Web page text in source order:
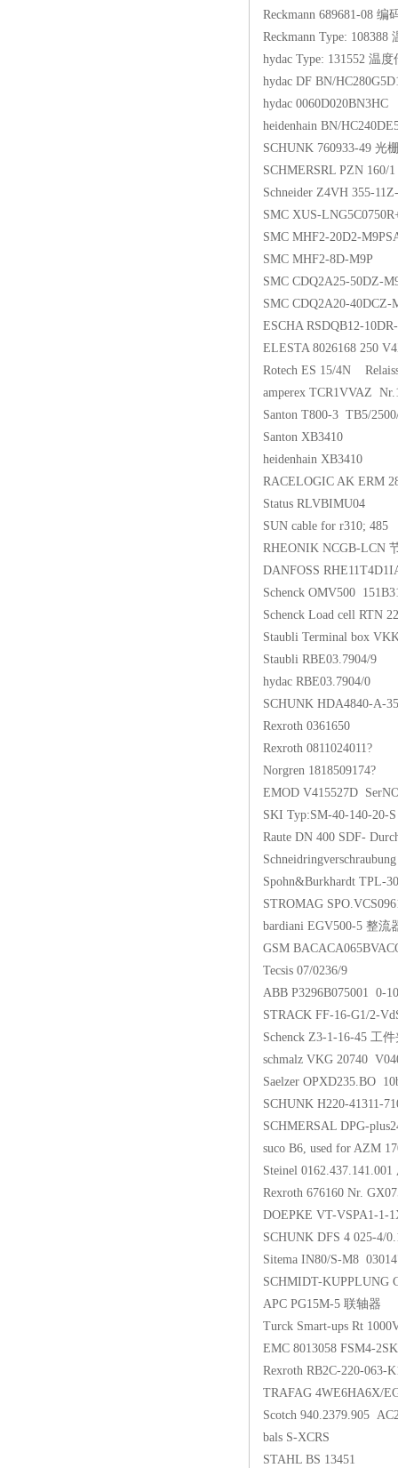
Reckmann 689681-08 编
Reckmann Type: 108388
hydac Type: 131552 温
hydac DF BN/
hydac 0060D020BN3HC
heidenhain BN/
SCHUNK 760933-49 光
SCHMERSRL PZN 160/
Schneider Z4VH 355-
SMC XUS-
SMC MHF2-20D2-
SMC MHF2-8D-M9P
SMC CDQ2A25-50DZ-
SMC CDQ2A20-40DCZ-
ESCHA RSDQB12-
ELESTA 8026168 250
Rotech ES 15/4N
amperex TCR1VVAZ
Santon T800-3 TB5/
Santon XB3410
heidenhain XB3410
RACELOGIC AK ERM
Status RLVBIMU04
SUN cable for r310; 485
RHEONIK NCGB-LCN
DANFOSS
Schenck OMV500
Schenck Load cell RTN
Staubli Terminal box
Staubli RBE03.7904/9
hydac RBE03.7904/0
SCHUNK HDA4840-A-
Rexroth 0361650
Rexroth 0811024011?
Norgren 1818509174?
EMOD V415527D
SKI Typ:SM-40-140-20-
Raute DN 400 SDF-
Spohn&Burkhardt TPL-
STROMAG
bardiani EGV500-5 整流
GSM
Tecsis 07/0236/9
ABB P3296B075001 0-
STRACK FF-16-G1/2-
Schenck Z3-1-16-45 工
schmalz VKG 20740
Saelzer OPXD235.BO
SCHUNK H220-41311-
SCHMERSAL DPG-
suco B6, used for AZM
Steinel
Rexroth 676160 Nr.
DOEPKE VT-VSPA1-1-
SCHUNK DFS 4 025-4/
Sitema IN80/S-M8
SCHMIDT-KUPPLUNG
APC PG15M-5 联轴器
Turck Smart-ups Rt
EMC 8013058 FSM4-
Rexroth RB2C-220-063-
TRAFAG 4WE6HA6X/
Scotch 940.2379.905
bals S-XCRS
STAHL BS 13451